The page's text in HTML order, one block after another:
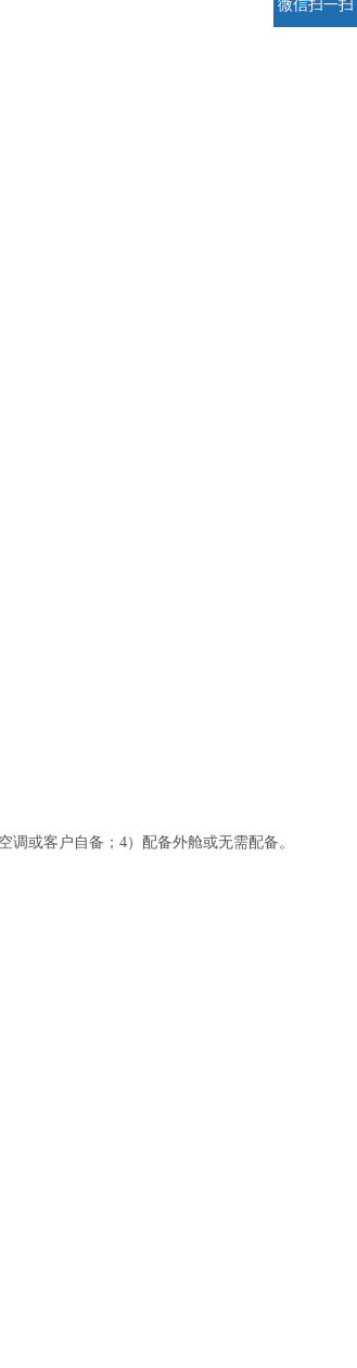
或客户自备；4）配备外舱或无需配备。
微信扫一扫